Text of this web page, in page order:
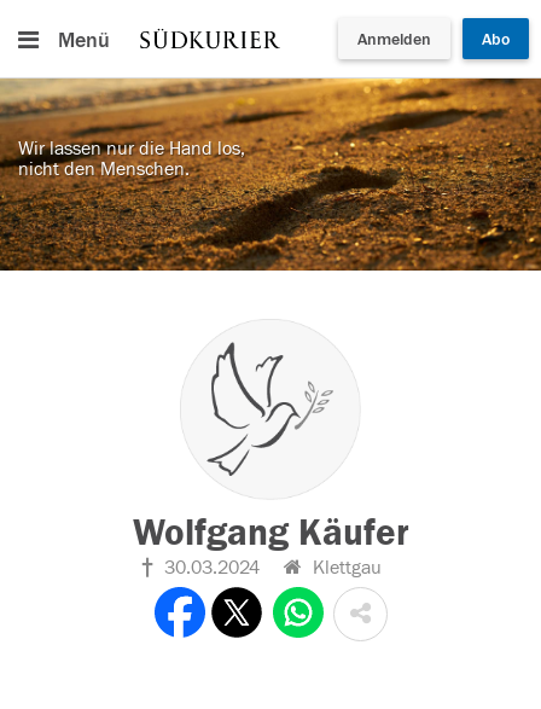
Menü Anmelden Abo
Wir lassen nur die Hand los,
nicht den Menschen.
Wolfgang Käufer
30.03.2024 Klettgau